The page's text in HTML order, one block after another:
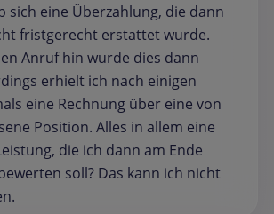
sich eine Überzahlung, die dann
fristgerecht erstattet wurde.
Anruf hin wurde dies dann
erhielt ich nach einigen
eine Rechnung über eine von
Position. Alles in allem eine
die ich dann am Ende
soll? Das kann ich nicht